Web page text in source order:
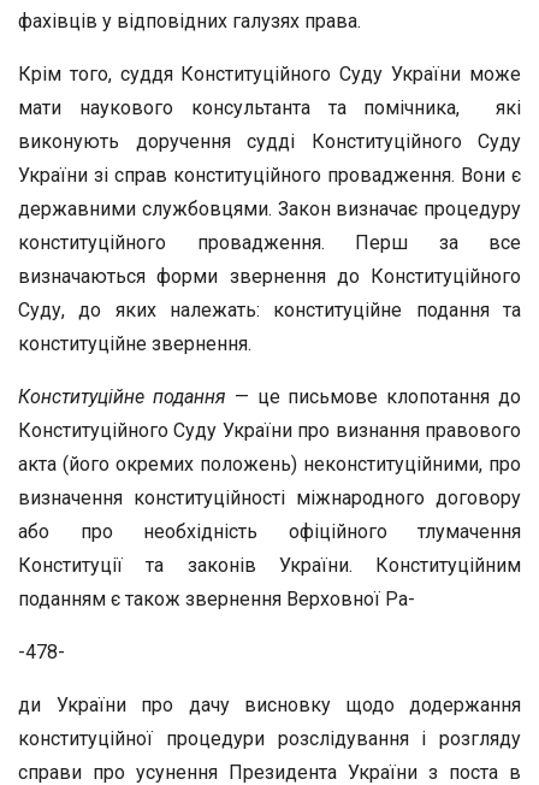
фахівців у відповідних галузях права.
Крім того, суддя Конституційного Суду України може
мати наукового консультанта та помічника, які
виконують доручення судді Конституційного Суду
України зі справ конституційного провадження. Вони є
державними службовцями. Закон визначає процедуру
конституційного провадження. Перш за все
визначаються форми звернення до Конституційного
Суду, до яких належать: конституційне подання та
конституційне звернення.
Конституційне подання — це письмове клопотання до
Конституційного Суду України про визнання правового
акта (його окремих положень) неконституційними, про
визначення конституційності міжнародного договору
або про необхідність офіційного тлумачення
Конституції та законів України. Конституційним
поданням є також звернення Верховної Ра-
-478-
ди України про дачу висновку щодо додержання
конституційної процедури розслідування і розгляду
справи про усунення Президента України з поста в